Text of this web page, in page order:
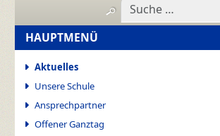
HAUPTMENÜ
Aktuelles
Unsere Schule
Ansprechpartner
Offener Ganztag